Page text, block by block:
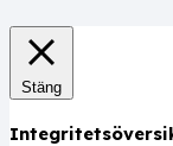
Stäng